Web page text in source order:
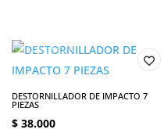
DESTORNILLADOR DE IMPACTO 7
PIEZAS
$ 38.000